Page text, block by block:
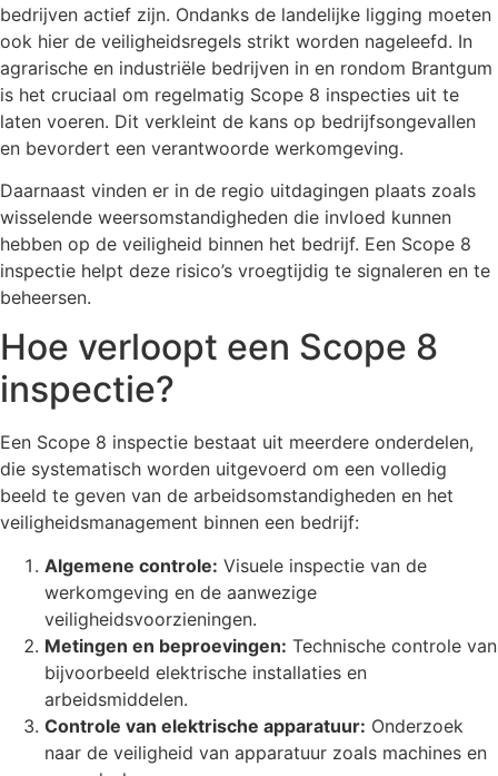
bedrijven actief zijn. Ondanks de landelijke ligging moeten
ook hier de veiligheidsregels strikt worden nageleefd. In
agrarische en industriële bedrijven in en rondom Brantgum
is het cruciaal om regelmatig Scope 8 inspecties uit te
laten voeren. Dit verkleint de kans op bedrijfsongevallen
en bevordert een verantwoorde werkomgeving.
Daarnaast vinden er in de regio uitdagingen plaats zoals
wisselende weersomstandigheden die invloed kunnen
hebben op de veiligheid binnen het bedrijf. Een Scope 8
inspectie helpt deze risico’s vroegtijdig te signaleren en te
beheersen.
Hoe verloopt een Scope 8
inspectie?
Een Scope 8 inspectie bestaat uit meerdere onderdelen,
die systematisch worden uitgevoerd om een volledig
beeld te geven van de arbeidsomstandigheden en het
veiligheidsmanagement binnen een bedrijf:
Algemene controle: Visuele inspectie van de
werkomgeving en de aanwezige
veiligheidsvoorzieningen.
Metingen en beproevingen: Technische controle van
bijvoorbeeld elektrische installaties en
arbeidsmiddelen.
Controle van elektrische apparatuur: Onderzoek
naar de veiligheid van apparatuur zoals machines en